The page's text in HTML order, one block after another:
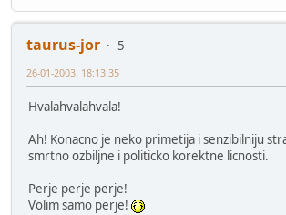
taurus-jor
5
26-01-2003, 18:13:35
Hvalahvalahvala!
Ah! Konacno je neko primetija i senzibilniju
smrtno ozbiljne i politicko korektne licnosti.
Perje perje perje!
Volim samo perje!